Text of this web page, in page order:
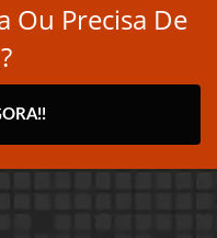
Ou Precisa De